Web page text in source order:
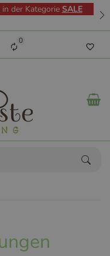
der Kategorie SALE
0